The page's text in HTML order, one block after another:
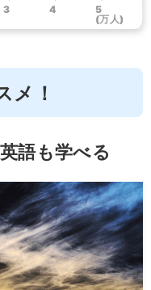
3 4
5
(万人)
メ！
語も学べる